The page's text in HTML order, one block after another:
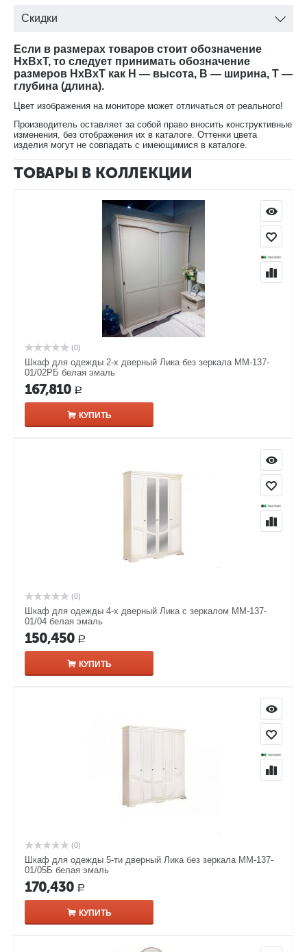
Скидки
Если в размерах товаров стоит обозначение
HxBxT, то следует принимать обозначение
размеров HxBxT как H — высота, B — ширина, T —
глубина (длина).
Цвет изображения на мониторе может отличаться от реального!
Производитель оставляет за собой право вносить конструктивные
изменения, без отображения их в каталоге. Оттенки цвета
изделия могут не совпадать с имеющимися в каталоге.
ТОВАРЫ В КОЛЛЕКЦИИ
(0)
Шкаф для одежды 2-х дверный Лика без зеркала ММ-137-
01/02РБ белая эмаль
167,810 Р
КУПИТЬ
(0)
Шкаф для одежды 4-х дверный Лика с зеркалом ММ-137-
01/04 белая эмаль
150,450 Р
КУПИТЬ
(0)
Шкаф для одежды 5-ти дверный Лика без зеркала ММ-137-
01/05Б белая эмаль
170,430 Р
КУПИТЬ